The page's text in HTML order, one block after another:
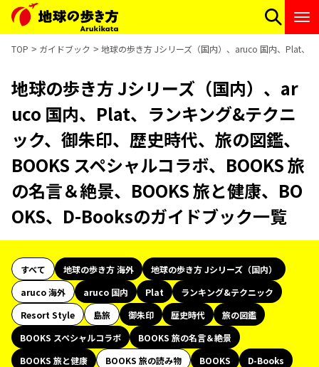
TOP ガイドブック 地球の歩き方 Jシリーズ（国内）、aruco 国内、Plat、
地球の歩き方 Jシリーズ（国内）、ar
uco 国内、Plat、ランキング&テクニ
ック、御朱印、歴史時代、旅の図鑑、
BOOKS スペシャルコラボ、BOOKS 旅
の名言＆絶景、BOOKS 旅と健康、BO
OKS、D-Booksのガイドブック一覧
すべて 地球の歩き方 海外
地球の歩き方 Jシリーズ（国内）
aruco 海外
aruco 国内 Plat
ランキング&テクニック
Resort Style
島旅 御朱印 歴史時代
旅の図鑑
BOOKS スペシャルコラボ
BOOKS 旅の名言＆絶景
BOOKS 旅と健康
BOOKS 旅の読み物 BOOKS
D-Books